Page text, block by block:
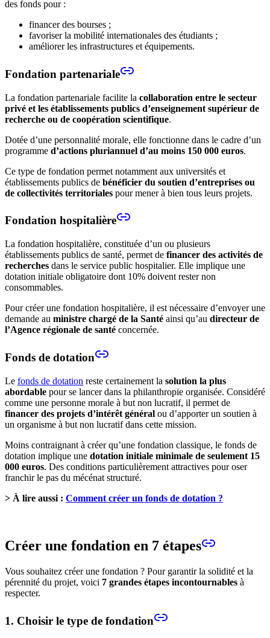
des fonds pour :
financer des bourses ;
favoriser la mobilité internationales des étudiants ;
améliorer les infrastructures et équipements.
Fondation partenariale
La fondation partenariale facilite la collaboration entre le secteur
privé et les établissements publics d’enseignement supérieur de
recherche ou de coopération scientifique.
Dotée d’une personnalité morale, elle fonctionne dans le cadre d’un
programme d’actions pluriannuel d’au moins 150 000 euros.
Ce type de fondation permet notamment aux universités et
établissements publics de bénéficier du soutien d’entreprises ou
de collectivités territoriales pour mener à bien tous leurs projets.
Fondation hospitalière
La fondation hospitalière, constituée d’un ou plusieurs
établissements publics de santé, permet de financer des activités de
recherches dans le service public hospitalier. Elle implique une
dotation initiale obligatoire dont 10% doivent rester non
consommables.
Pour créer une fondation hospitalière, il est nécessaire d’envoyer une
demande au ministre chargé de la Santé ainsi qu’au directeur de
l’Agence régionale de santé concernée.
Fonds de dotation
Le fonds de dotation reste certainement la solution la plus
abordable pour se lancer dans la philanthropie organisée. Considéré
comme une personne morale à but non lucratif, il permet de
financer des projets d’intérêt général ou d’apporter un soutien à
un organisme à but non lucratif dans cette mission.
Moins contraignant à créer qu’une fondation classique, le fonds de
dotation implique une dotation initiale minimale de seulement 15
000 euros. Des conditions particulièrement attractives pour oser
franchir le pas du mécénat structuré.
> À lire aussi : Comment créer un fonds de dotation ?
Créer une fondation en 7 étapes
Vous souhaitez créer une fondation ? Pour garantir la solidité et la
pérennité du projet, voici 7 grandes étapes incontournables à
respecter.
1. Choisir le type de fondation